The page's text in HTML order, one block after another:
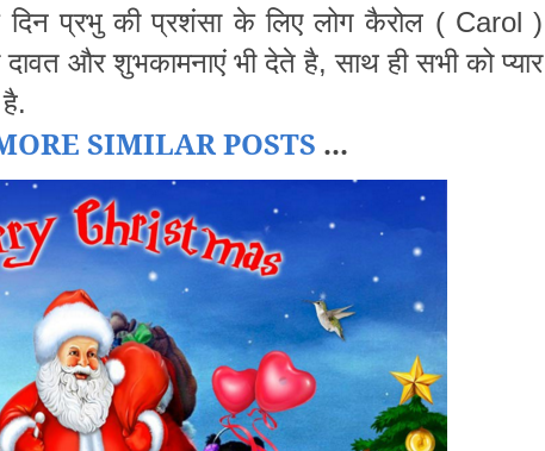
दिन प्रभु की प्रशंसा के लिए लोग कैरोल (Carol )
दावत और शुभकामनाएं भी देते है,साथ ही सभी को प्यार
है.
SIMILAR POSTS ...